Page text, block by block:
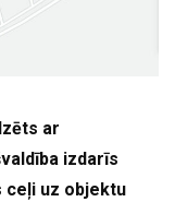
ar
izdarīs
ceļi uz objektu